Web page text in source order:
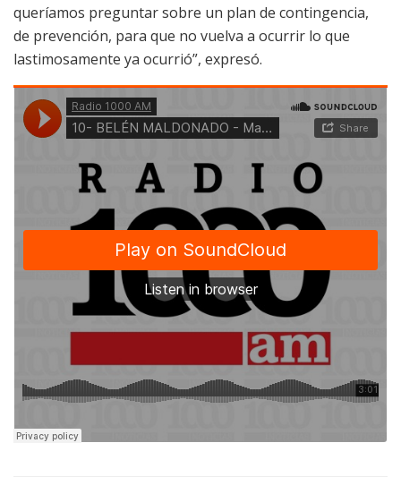
queríamos preguntar sobre un plan de contingencia,
de prevención, para que no vuelva a ocurrir lo que
lastimosamente ya ocurrió”, expresó.